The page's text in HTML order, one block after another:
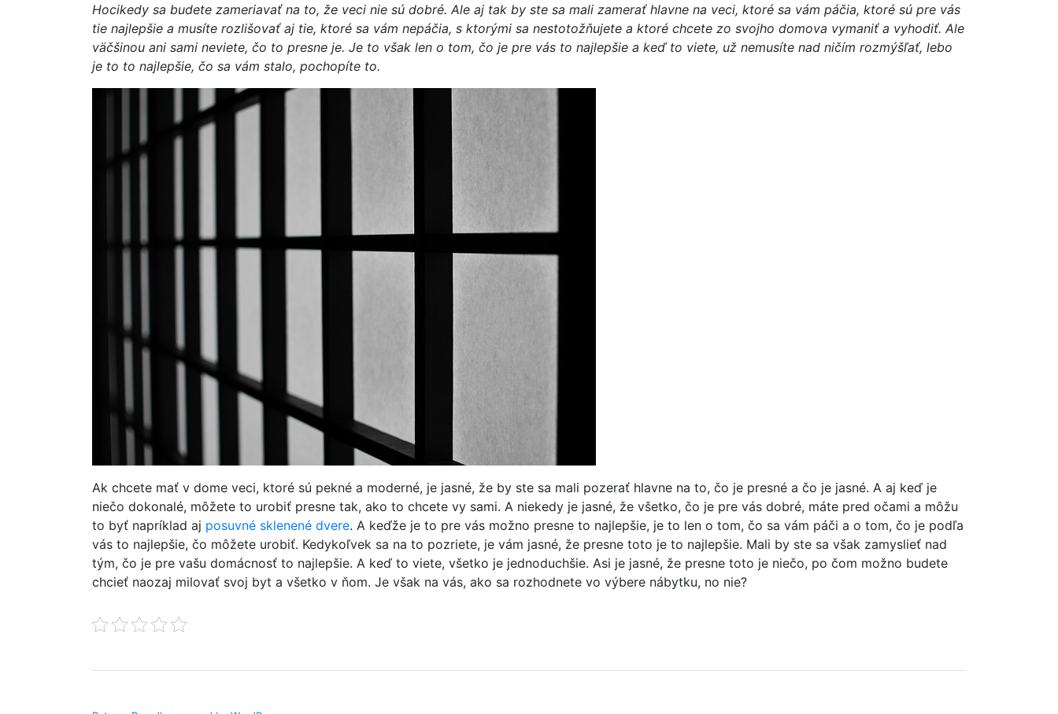
Hocikedy sa budete zameriavať na to, že veci nie sú dobré. Ale aj tak by ste sa mali zamerať hlavne na veci, ktoré sa vám páčia, ktoré sú pre vás
tie najlepšie a musíte rozlišovať aj tie, ktoré sa vám nepáčia, s ktorými sa nestotožňujete a ktoré chcete zo svojho domova vymaniť a vyhodiť. Ale
väčšinou ani sami neviete, čo to presne je. Je to však len o tom, čo je pre vás to najlepšie a keď to viete, už nemusíte nad ničím rozmýšľať, lebo
je to to najlepšie, čo sa vám stalo, pochopíte to.
Ak chcete mať v dome veci, ktoré sú pekné a moderné, je jasné, že by ste sa mali pozerať hlavne na to, čo je presné a čo je jasné. A aj keď je
niečo dokonalé, môžete to urobiť presne tak, ako to chcete vy sami. A niekedy je jasné, že všetko, čo je pre vás dobré, máte pred očami a môžu
to byť napríklad aj posuvné sklenené dvere. A keďže je to pre vás možno presne to najlepšie, je to len o tom, čo sa vám páči a o tom, čo je podľa
vás to najlepšie, čo môžete urobiť. Kedykoľvek sa na to pozriete, je vám jasné, že presne toto je to najlepšie. Mali by ste sa však zamyslieť nad
tým, čo je pre vašu domácnosť to najlepšie. A keď to viete, všetko je jednoduchšie. Asi je jasné, že presne toto je niečo, po čom možno budete
chcieť naozaj milovať svoj byt a všetko v ňom. Je však na vás, ako sa rozhodnete vo výbere nábytku, no nie?